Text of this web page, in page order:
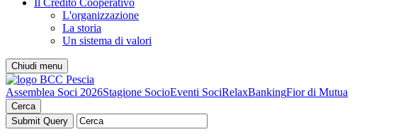
Il Credito Cooperativo
L'organizzazione
La storia
Un sistema di valori
Chiudi menu
Assemblea Soci 2026Stagione SocioEventi SociRelaxBankingFior di Mutua
Cerca